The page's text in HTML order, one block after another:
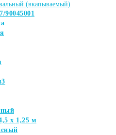
(вкапываемый)
90045001
х 1,25 м